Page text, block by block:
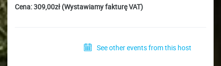
Cena: 309,00zł (Wystawiamy fakturę VAT)
See other events from this host